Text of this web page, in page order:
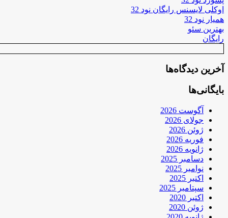
اوکلی لایسنس رایگان نود 32
همیار نود 32
بهترین سئو
رایگان
آخرین دیدگاه‌ها
بایگانی‌ها
آگوست 2026
جولای 2026
ژوئن 2026
فوریه 2026
ژانویه 2026
دسامبر 2025
نوامبر 2025
اکتبر 2025
سپتامبر 2025
اکتبر 2020
ژوئن 2020